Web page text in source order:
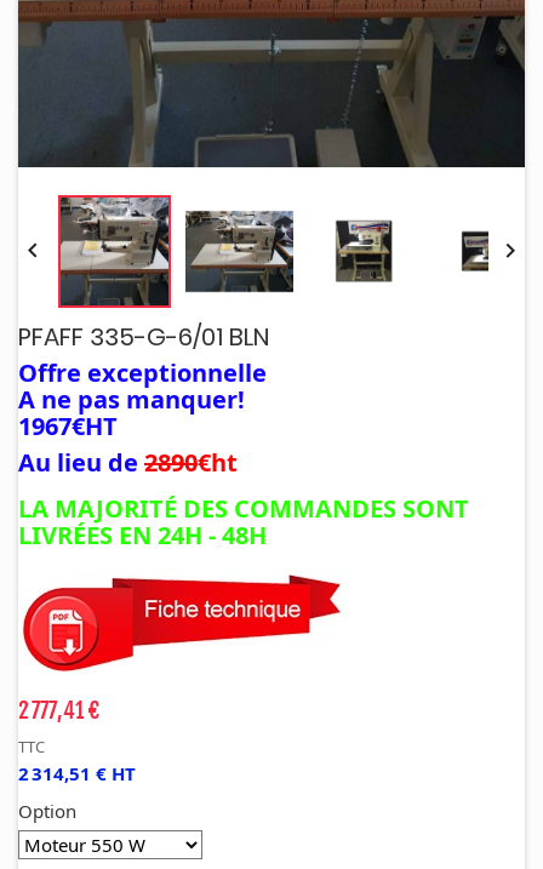
 
PFAFF 335-G-6/01 BLN
Offre exceptionnelle
A ne pas manquer!
1967€HT
Au lieu de 2890€ht
LA MAJORITÉ DES COMMANDES SONT
LIVRÉES EN 24H - 48H
2 777,41 €
TTC
2 314,51 € HT
Option